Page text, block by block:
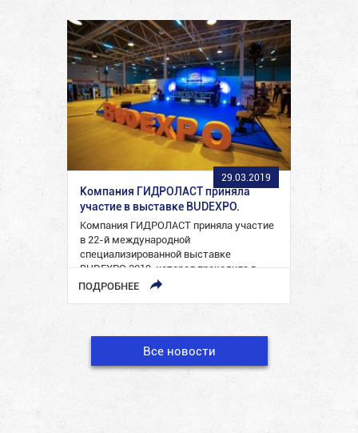
29.03.2019
Компания ГИДРОЛАСТ приняла
участие в выставке BUDEXPO.
Компания ГИДРОЛАСТ приняла участие
в 22-й международной
специализированной выставке
BUDEXPO 2019, которая проходила в
период с 26 по 29 марта…
ПОДРОБНЕЕ
Все новости